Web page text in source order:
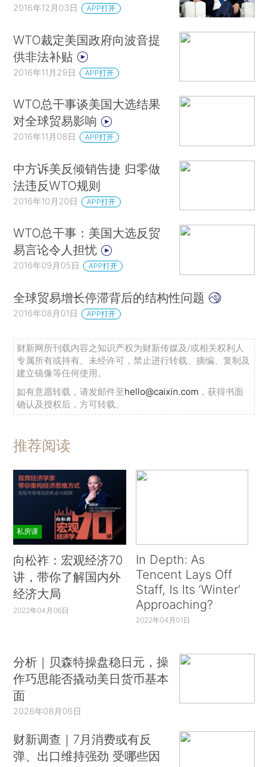
2016年12月03日 APP打开
WTO裁定美国政府向波音提
供非法补贴
2016年11月29日 APP打开
WTO总干事谈美国大选结果
对全球贸易影响
2016年11月08日 APP打开
中方诉美反倾销告捷 归零做
法违反WTO规则
2016年10月20日 APP打开
WTO总干事：美国大选反贸
易言论令人担忧
2016年09月05日 APP打开
全球贸易增长停滞背后的结构性问题
2016年08月01日 APP打开
财新网所刊载内容之知识产权为财新传媒及/或相关权利人
专属所有或持有。未经许可，禁止进行转载、摘编、复制及
建立镜像等任何使用。
如有意愿转载，请发邮件至hello@caixin.com ，获得书面
确认及授权后，方可转载。
推荐阅读
私房课
向松祚：宏观经济70
讲，带你了解国内外
经济大局
2022年04月06日
In Depth: As
Tencent Lays Off
Staff, Is Its ‘Winter’
Approaching?
2022年04月01日
分析｜贝森特操盘稳日元，操
作巧思能否撬动美日货币基本
面
2026年08月06日
财新调查｜7月消费或有反
弹、出口维持强劲 受哪些因